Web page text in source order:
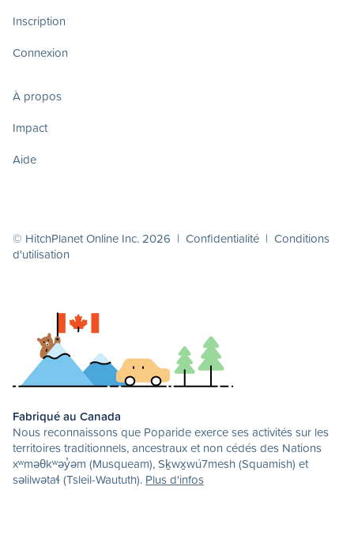
Inscription
Connexion
À propos
Impact
Aide
© HitchPlanet Online Inc. 2026 | Confidentialité | Conditions
d'utilisation
Fabriqué au Canada
Nous reconnaissons que Poparide exerce ses activités sur les
territoires traditionnels, ancestraux et non cédés des Nations
xʷməθkʷəy̓əm (Musqueam), Sḵwx̱wú7mesh (Squamish) et
səlilwətaɬ (Tsleil-Waututh). Plus d'infos